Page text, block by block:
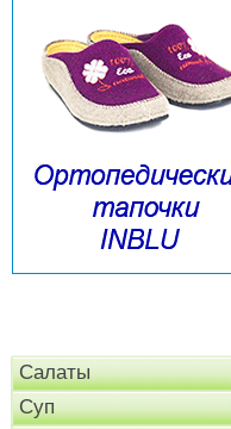
Салаты
Суп